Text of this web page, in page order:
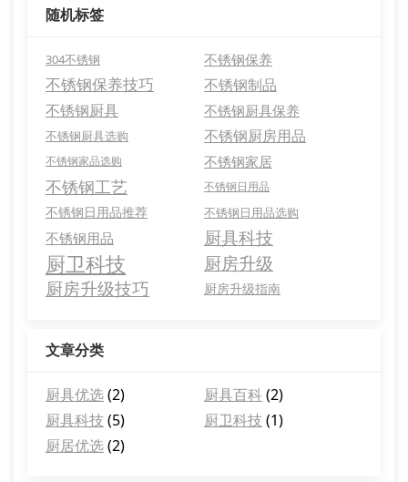
随机标签
304不锈钢 不锈钢保养
不锈钢保养技巧
不锈钢制品
不锈钢厨具
不锈钢厨具保养
不锈钢厨具选购 不锈钢厨房用品
不锈钢家品选购 不锈钢家居
不锈钢工艺 不锈钢日用品
不锈钢日用品推荐 不锈钢日用品选购
不锈钢用品 厨具科技
厨卫科技
厨房升级
厨房升级技巧
厨房升级指南
文章分类
厨具优选(2) 厨具百科(2)
厨具科技 (5) 厨卫科技 (1)
厨居优选(2)